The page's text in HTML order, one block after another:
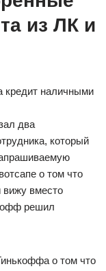
из ЛК и
кредит наличными
два
который
о том что
вижу вместо
решил
о том что